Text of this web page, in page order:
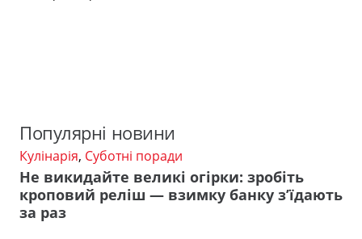
Популярні новини
Кулінарія, Суботні поради
Не викидайте великі огірки: зробіть
кроповий реліш — взимку банку з’їдають
за раз